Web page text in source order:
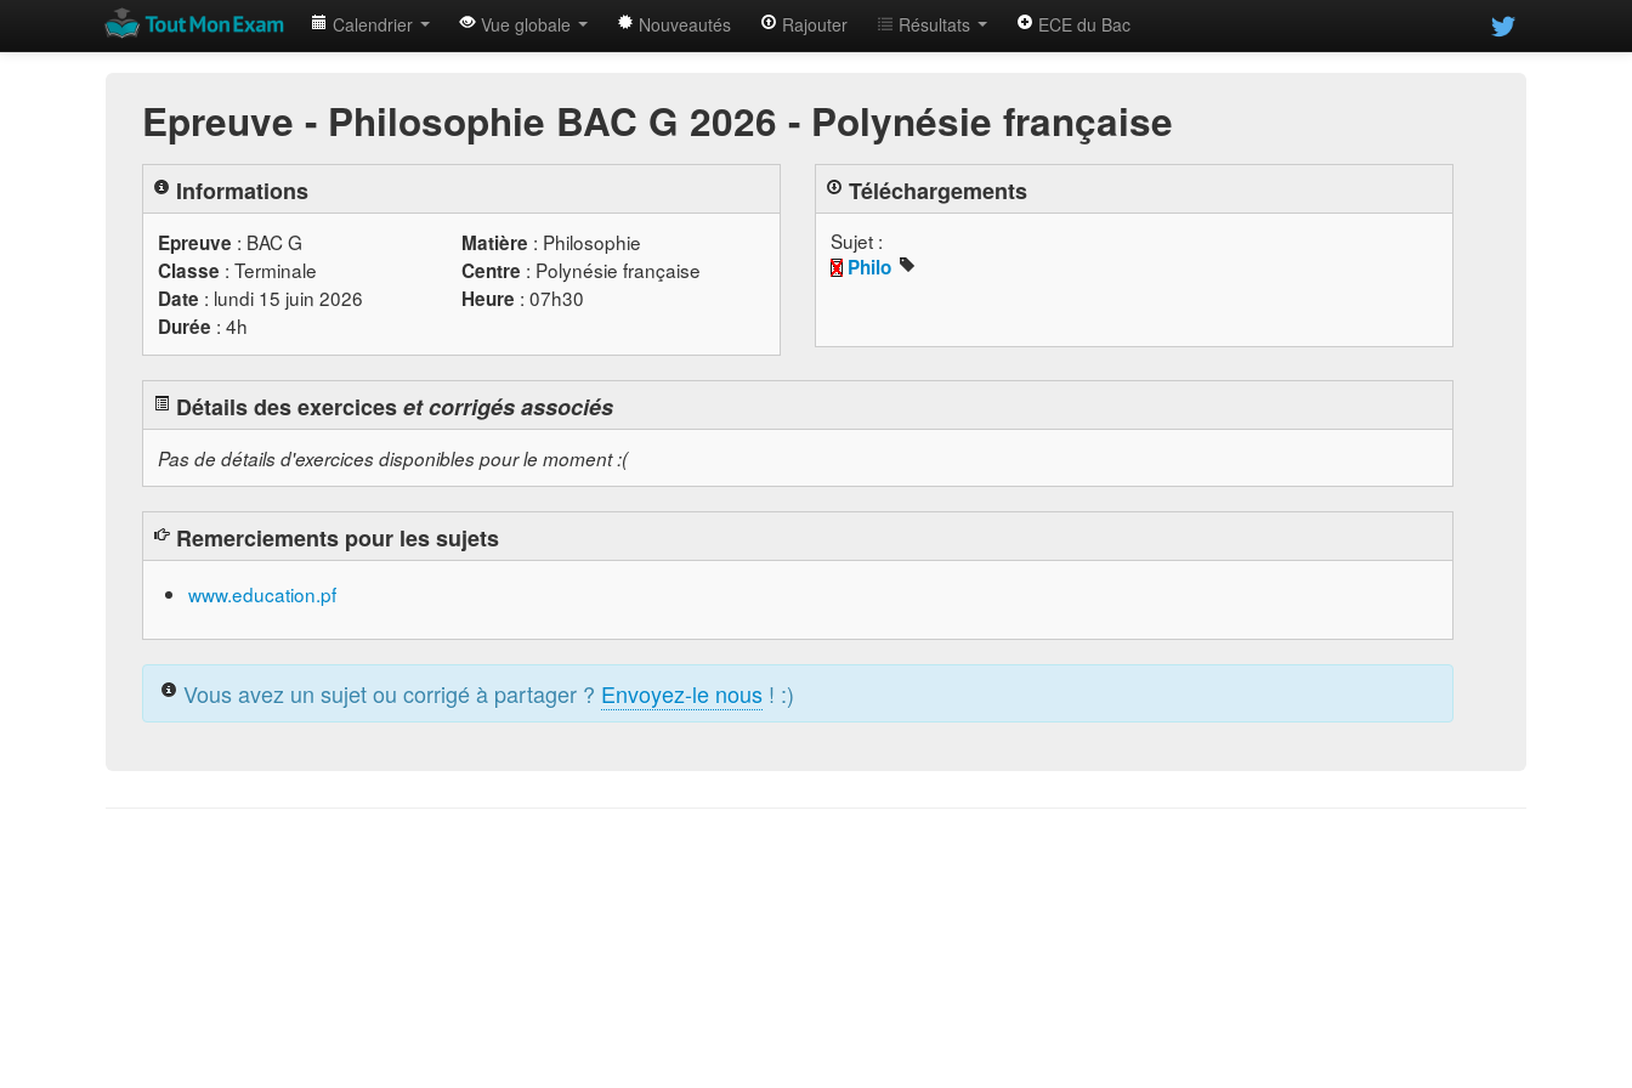
Calendrier Vue globale Nouveautés Rajouter Résultats ECE du Bac
Epreuve - Philosophie BAC G 2026 - Polynésie française
Informations
Epreuve : BACG Matière : Philosophie
Classe : Terminale Centre : Polynésie française
Date : lundi 15 juin 2026 Heure : 07h30
Durée : 4h
Téléchargements
Sujet :
Philo
Détails des exerciceset corrigés associés
Pas de détails d'exercices disponibles pour le moment :(
Remerciements pour les sujets
www.education.pf
Vous avez un sujet ou corrigé à partager ? Envoyez-le nous ! :)